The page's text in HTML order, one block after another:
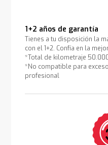
1+2 años de garantía
Tienes a tu disposición la
con el 1+2. Confía en la
*Total de kilometraje
*No compatible para
profesional